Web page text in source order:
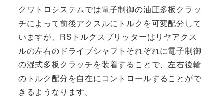
クワトロシステムでは電子制御の油圧多板クラッ
チによって前後アクスルにトルクを可変配分して
いますが、RSトルクスプリッターはリヤアクス
ルの左右のドライブシャフトそれぞれに電子制御
の湿式多板クラッチを装着することで、左右後輪
のトルク配分を自在にコントロールすることがで
きるようなります。